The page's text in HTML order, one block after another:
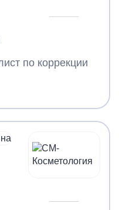
по коррекции